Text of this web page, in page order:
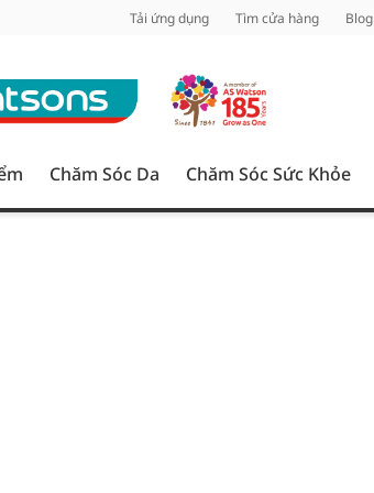
Tải ứng dụng Tìm cửa hàng Blog
Chăm Sóc Da Chăm Sóc Sức Khỏe